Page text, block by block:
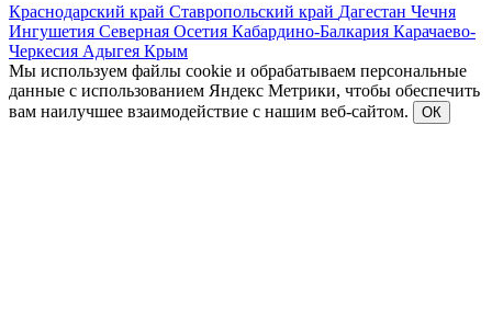
Краснодарский край Ставропольский край Дагестан Чечня
Ингушетия Северная Осетия Кабардино-Балкария Карачаево-
Черкесия Адыгея Крым
Мы используем файлы cookie и обрабатываем персональные
данные с использованием Яндекс Метрики, чтобы обеспечить
вам наилучшее взаимодействие с нашим веб-сайтом.
ОК